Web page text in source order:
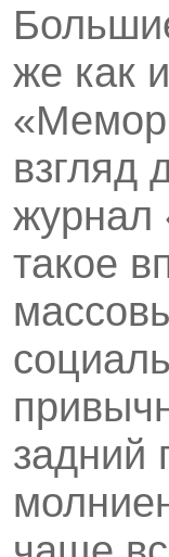
же как
взгляд
журнал
такое
задний